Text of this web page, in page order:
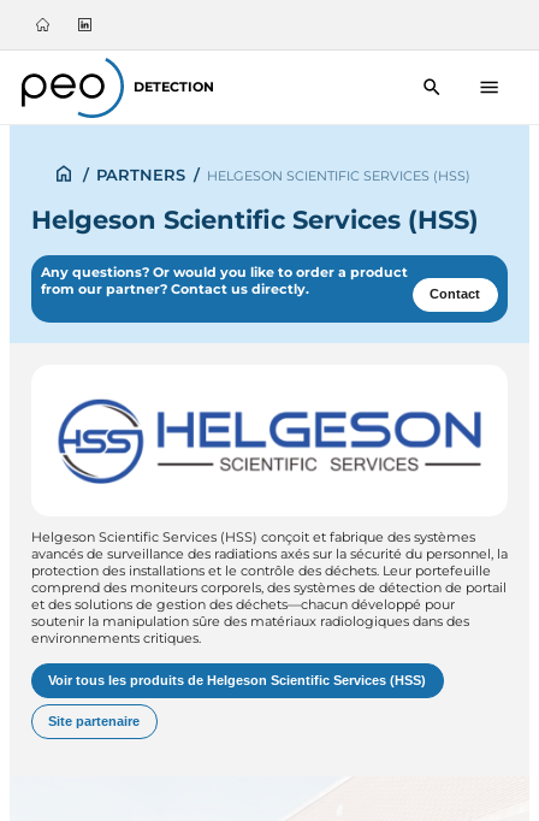
DETECTION
/ PARTNERS / HELGESON SCIENTIFIC SERVICES (HSS)
Helgeson Scientific Services (HSS)
Any questions? Or would you like to order a product
from our partner? Contact us directly.
Contact
Helgeson Scientific Services (HSS) conçoit et fabrique des systèmes
avancés de surveillance des radiations axés sur la sécurité du personnel, la
protection des installations et le contrôle des déchets. Leur portefeuille
comprend des moniteurs corporels, des systèmes de détection de portail
et des solutions de gestion des déchets—chacun développé pour
soutenir la manipulation sûre des matériaux radiologiques dans des
environnements critiques.
Voir tous les produits de Helgeson Scientific Services (HSS)
Site partenaire